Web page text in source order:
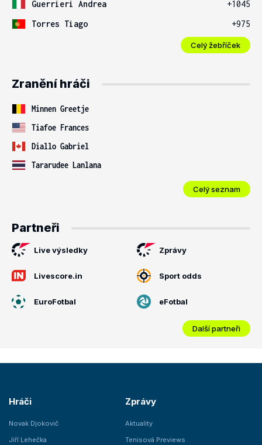
Guerrieri Andrea
+1045
Torres Tiago
+975
Celý žebříček
Zranění hráči
Minnen Greetje
Tiafoe Frances
Diallo Gabriel
Tararudee Lanlana
Celý seznam
Partneři
Live výsledky Zprávy
Livescore.in Sport odds
EuroFotbal eFotbal
Další partneři
Hráči
Novak Djokovič
Jiří Lehečka
Zprávy
Aktuality
Tenisová Previews